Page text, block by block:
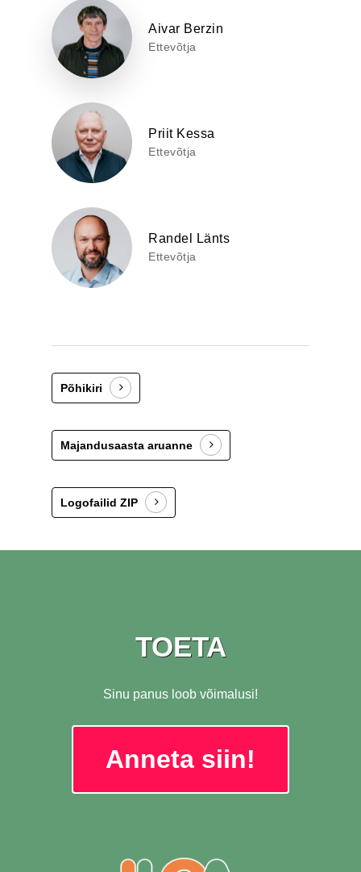
Aivar Berzin
Ettevõtja
Priit Kessa
Ettevõtja
Randel Länts
Ettevõtja
Põhikiri
Majandusaasta aruanne
Logofailid ZIP
TOETA
Sinu panus loob võimalusi!
Anneta siin!